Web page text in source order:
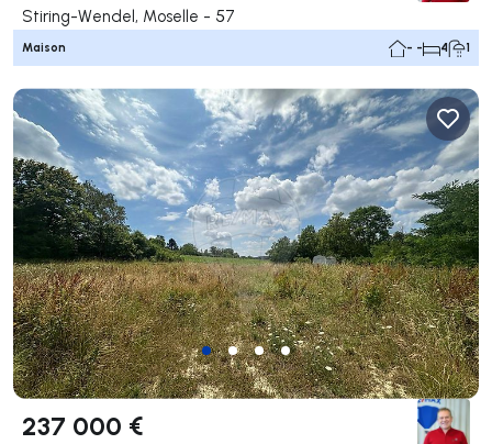
Stiring-Wendel, Moselle - 57
Maison - - 4 1
237 000 €